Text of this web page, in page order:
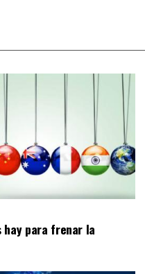
hay para frenar la